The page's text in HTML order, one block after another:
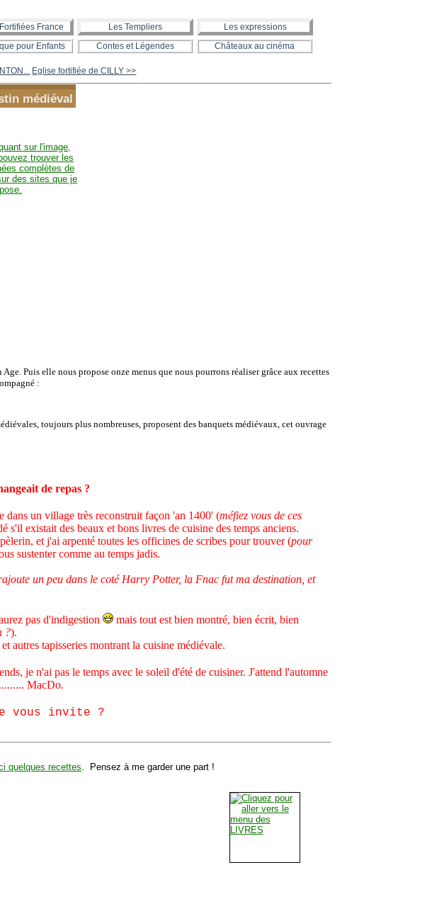
Fortifiées France Les Templiers
Les expressions
pour Enfants Contes et Légendes Châteaux au cinéma
Eglise fortifiée de CILLY >>
médiéval
Puis elle nous propose onze menus que nous pourrons réaliser grâce aux recettes
:
toujours plus nombreuses, proposent des banquets médiévaux, cet ouvrage
de repas ?
dans un village très reconstruit façon 'an 1400' (méfiez vous de ces
s'il existait des beaux et bons livres de cuisine des temps anciens.
et j'ai arpenté toutes les officines de scribes pour trouver (pour
sustenter comme au temps jadis.
un peu dans le coté Harry Potter, la Fnac fut ma destination, et
pas d'indigestion
mais tout est bien montré, bien écrit, bien
?).
autres tapisseries montrant la cuisine médiévale.
je n'ai pas le temps avec le soleil d'été de cuisiner. J'attend l'automne
MacDo.
vous invite ?
quelques recettes. Pensez à me garder une part !